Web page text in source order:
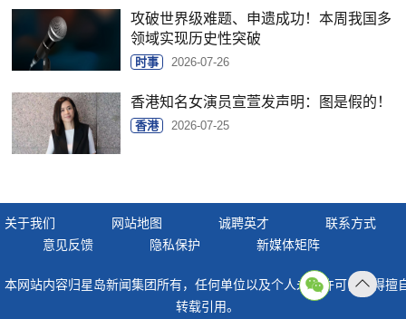
攻破世界级难题、申遗成功！本周我国多
领域实现历史性突破
时事 2026-07-26
香港知名女演员宣萱发声明：图是假的！
香港 2026-07-25
关于我们 网站地图 诚聘英才
联系方式
意见反馈
隐私保护 新媒体矩阵
本网站内容归星岛新闻集团所有，任何单位以及个人未经许可，不得擅
转载引用。